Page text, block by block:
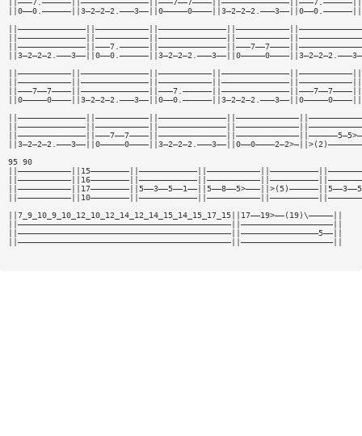
95 90
||7_9_10_9_10_12_10_12_14_12_14_15_14_15_17_15||17——19>——(19)\—————||
||————————————————————————————————————————————||———————————————————||
||————————————————————————————————————————————||————————————————5——||
||————————————————————————————————————————————||———————————————————||